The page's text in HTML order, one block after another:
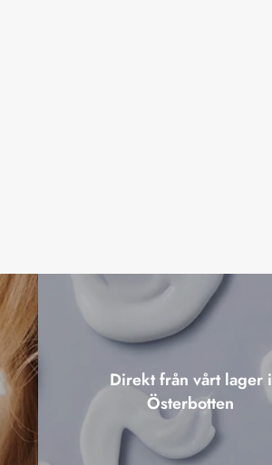
Direkt från vårt lager i
Österbotten